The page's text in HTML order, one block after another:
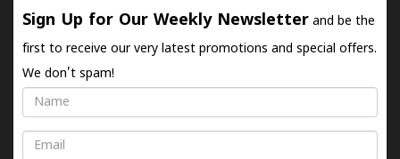
Sign Up for Our Weekly Newsletter and be the
first to receive our very latest promotions and special offers.
We don't spam!
Name
Email